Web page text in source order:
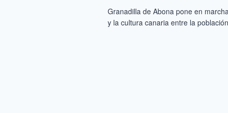
Granadilla de Abona pone en
y la cultura canaria entre la